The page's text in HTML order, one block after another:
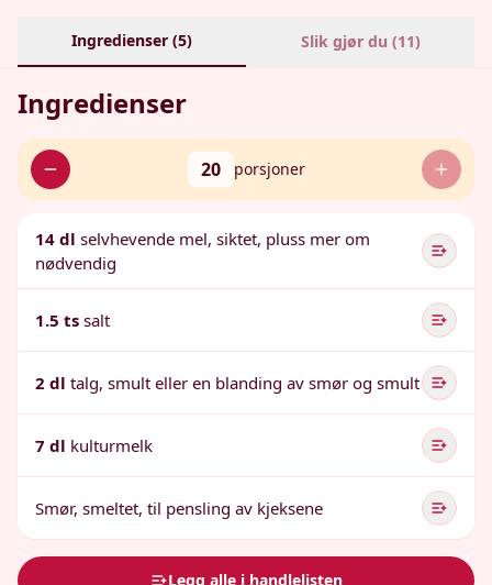
Ingredienser (5) Slik gjør du (11)
Ingredienser
20 porsjoner
14 dl selvhevende mel, siktet, pluss mer om
nødvendig
1.5 ts salt
2 dl talg, smult eller en blanding av smør og smult
7 dl kulturmelk
Smør, smeltet, til pensling av kjeksene
Legg alle i handlelisten